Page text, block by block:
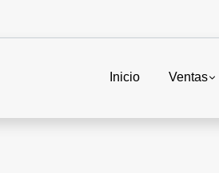
Inicio Ventas